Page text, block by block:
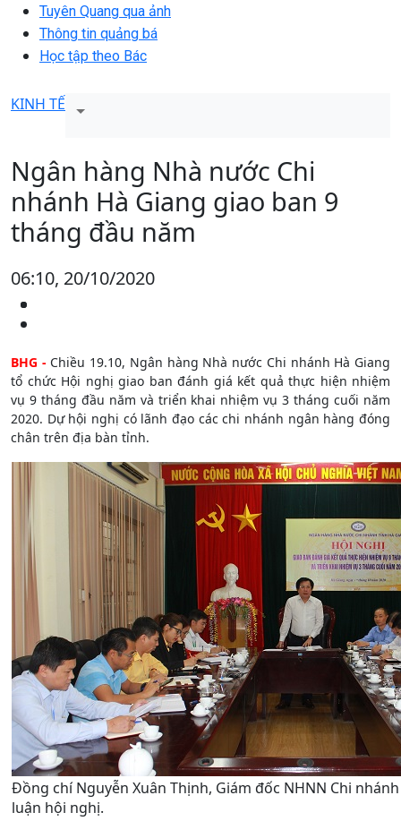
Tuyên Quang qua ảnh
Thông tin quảng bá
Học tập theo Bác
KINH TẾ
Ngân hàng Nhà nước Chi
nhánh Hà Giang giao ban 9
tháng đầu năm
06:10, 20/10/2020
BHG -Chiều 19.10, Ngân hàng Nhà nước Chi nhánh Hà Giang
tổ chức Hội nghị giao ban đánh giá kết quả thực hiện nhiệm
vụ 9 tháng đầu năm và triển khai nhiệm vụ 3 tháng cuối năm
2020. Dự hội nghị có lãnh đạo các chi nhánh ngân hàng đóng
chân trên địa bàn tỉnh.
Đồng chí Nguyễn Xuân Thịnh, Giám đốc NHNN Chi
luận hội nghị.